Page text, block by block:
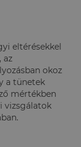
eltérésekkel
az
okoz
a tünetek
mértékben
vizsgálatok